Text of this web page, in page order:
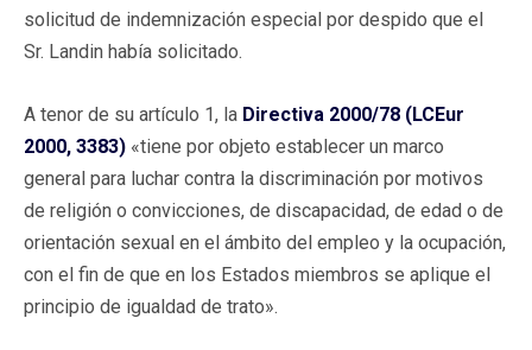
solicitud de indemnización especial por despido que el
Sr. Landin había solicitado.
A tenor de su artículo 1, la Directiva 2000/78 (LCEur
2000, 3383) «tiene por objeto establecer un marco
general para luchar contra la discriminación por motivos
de religión o convicciones, de discapacidad, de edad o de
orientación sexual en el ámbito del empleo y la ocupación,
con el fin de que en los Estados miembros se aplique el
principio de igualdad de trato».